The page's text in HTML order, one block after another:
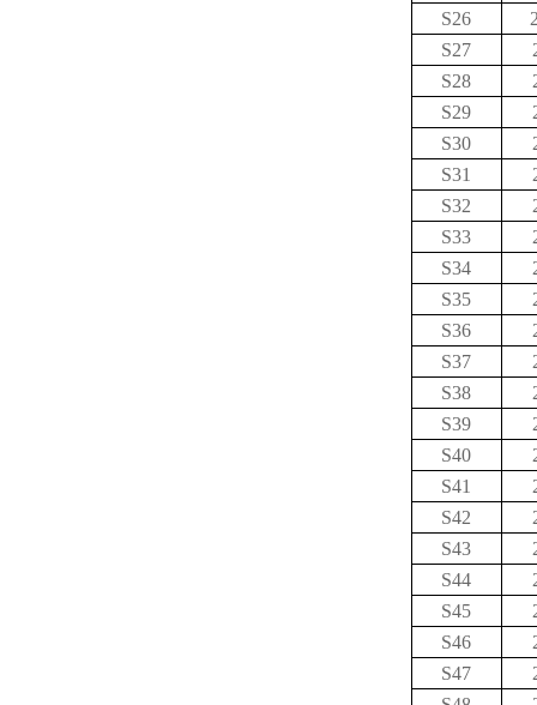
S26
S27
S28
S29
S30
S31
S32
S33
S34
S35
S36
S37
S38
S39
S40
S41
S42
S43
S44
S45
S46
S47